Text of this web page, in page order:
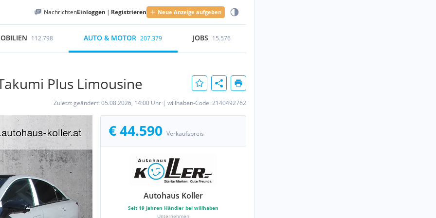
NachrichtenEinloggen | Registrieren Neue Anzeige aufgeben
112.798 AUTO & MOTOR 207.379 JOBS 15.576
Plus Limousine
Zuletzt geändert: 05.08.2026, 14:00 Uhr | willhaben-Code: 2140492762
€ 44.590 Verkaufspreis
Autohaus Koller
Seit 19 Jahren Händler bei willhaben
Unternehmen